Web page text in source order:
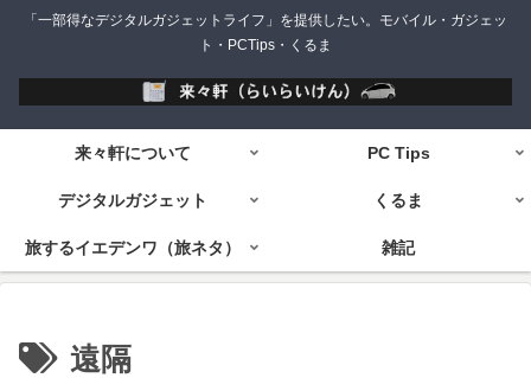
「一部得なデジタルガジェットライフ」を提供したい。モバイル・ガジェッ
ト・PCTips・くるま
来々軒について PC Tips
デジタルガジェット くるま
旅するイエデンワ（旅ネタ） 雑記
遠隔